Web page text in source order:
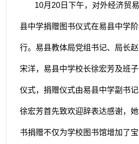
10月20日下午，对外经济贸
县中学捐赠图书仪式在易县中学
行。易县教体局党组书记、局长
宋洋，易县中学校长徐宏芳及班
仪式，捐赠仪式由易县中学副书记
徐宏芳首先致欢迎辞表达感谢，
书捐赠不仅为学校图书馆增加了